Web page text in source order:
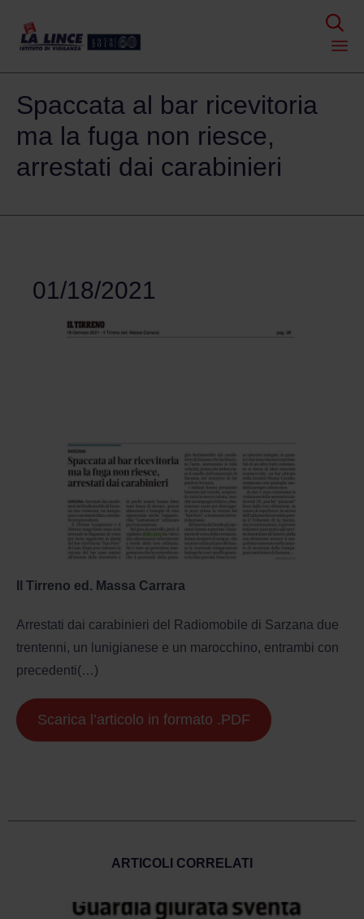

to
Spaccata al bar ricevitoria
ma la fuga non riesce,
arrestati dai carabinieri
01/18/2021
Il Tirreno ed. Massa Carrara
Arrestati dai carabinieri del Radiomobile di Sarzana due
trentenni, un lunigianese e un marocchino, entram­bi con
precedenti(…)
Scarica l’articolo in formato .PDF
ARTICOLI CORRELATI